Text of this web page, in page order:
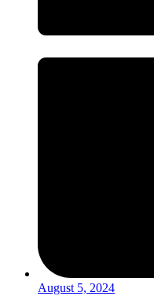
August 5, 2024